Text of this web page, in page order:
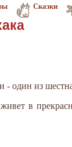
Сказки
один из
в